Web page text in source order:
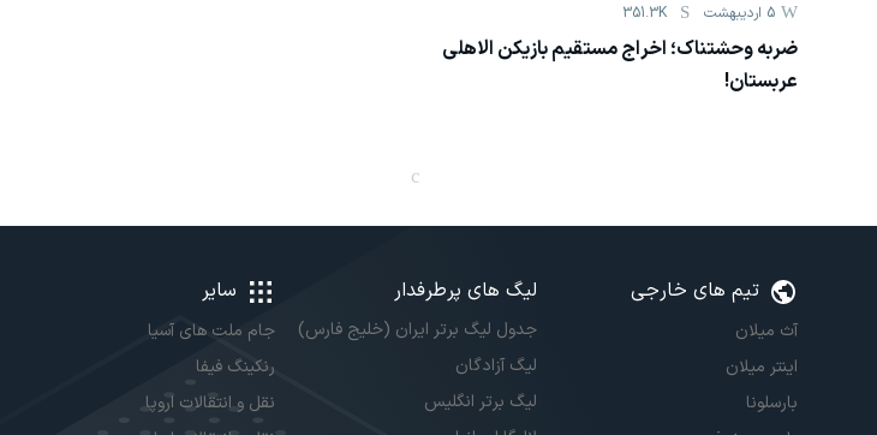
5 اردیبهشت 351.3K
ضربه وحشتناک؛ اخراج مستقیم بازیکن الاهلی
عربستان!
تیم های خارجی
آث میلان
اینتر میلان
بارسلونا
لیگ های پرطرفدار
جدول لیگ برتر ایران (خلیج فارس)
لیگ آزادگان
لیگ برتر انگلیس
سایر
جام ملت های آسیا
رنکینگ فیفا
نقل و انتقالات اروپا